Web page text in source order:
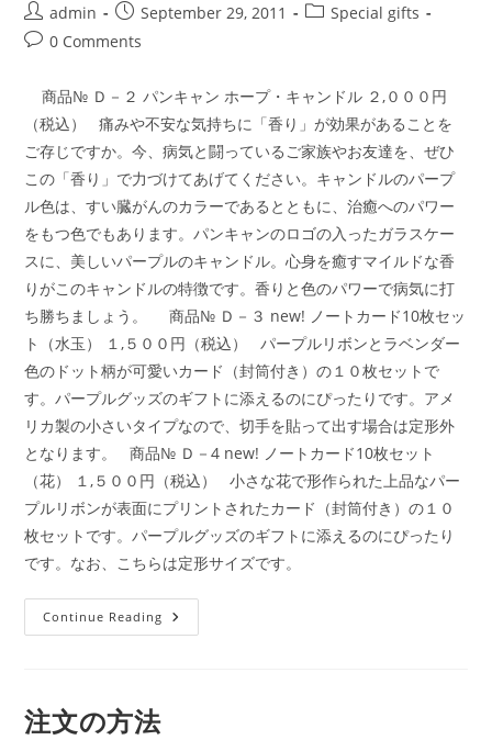
Post
author:
admin
Post
published:
September 29, 2011
PostSpecial gifts
Post0 Comments
商品№ Ｄ－２ パンキャン ホープ・キャンドル ２,０００円
（税込） 痛みや不安な気持ちに「香り」が効果があることを
ご存じですか。今、病気と闘っているご家族やお友達を、ぜひ
この「香り」で力づけてあげてください。キャンドルのパープ
ル色は、すい臓がんのカラーであるとともに、治癒へのパワー
をもつ色でもあります。パンキャンのロゴの入ったガラスケー
スに、美しいパープルのキャンドル。心身を癒すマイルドな香
りがこのキャンドルの特徴です。香りと色のパワーで病気に打
ち勝ちましょう。 商品№ Ｄ－３ new! ノートカード10枚セッ
ト（水玉） １,５００円（税込） パープルリボンとラベンダー
色のドット柄が可愛いカード（封筒付き）の１０枚セットで
す。パープルグッズのギフトに添えるのにぴったりです。アメ
リカ製の小さいタイプなので、切手を貼って出す場合は定形外
となります。 商品№ Ｄ－4 new! ノートカード10枚セット
（花） １,５００円（税込） 小さな花で形作られた上品なパー
プルリボンが表面にプリントされたカード（封筒付き）の１０
枚セットです。パープルグッズのギフトに添えるのにぴったり
です。なお、こちらは定形サイズです。
Continue Reading SpecialGifts
注文の方法